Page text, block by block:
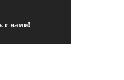
с нами!